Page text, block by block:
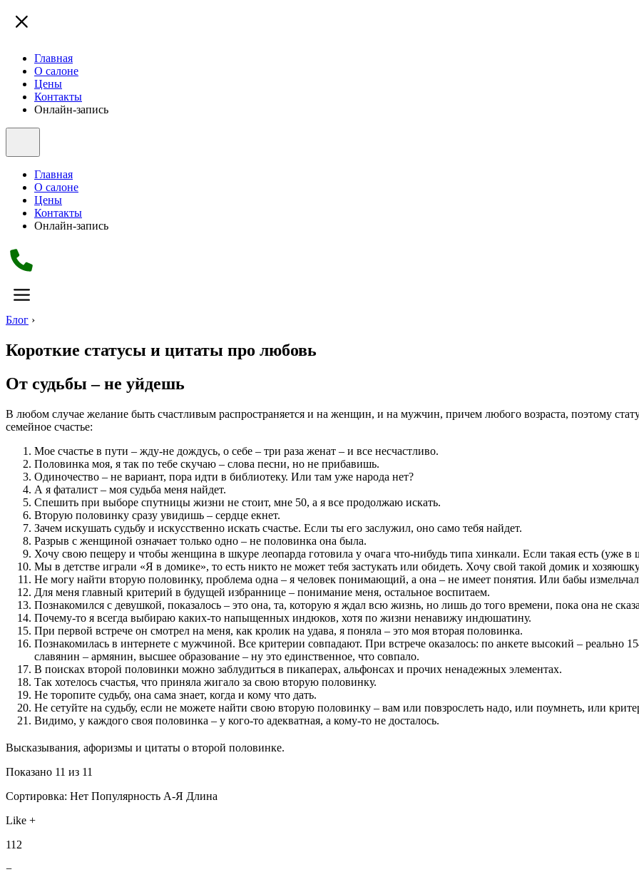
Главная
О салоне
Цены
Контакты
Онлайн-запись
Главная
О салоне
Цены
Контакты
Онлайн-запись
Блог ›
Короткие статусы и цитаты про любовь
От судьбы – не уйдешь
В любом случае желание быть счастливым распространяется и на женщин, и на мужчин, причем любого возраста, поэтому
семейное счастье:
Мое счастье в пути – жду-не дождусь, о себе – три раза женат – и все несчастливо.
Половинка моя, я так по тебе скучаю – слова песни, но не прибавишь.
Одиночество – не вариант, пора идти в библиотеку. Или там уже народа нет?
А я фаталист – моя судьба меня найдет.
Спешить при выборе спутницы жизни не стоит, мне 50, а я все продолжаю искать.
Вторую половинку сразу увидишь – сердце екнет.
Зачем искушать судьбу и искусственно искать счастье. Если ты его заслужил, оно само тебя найдет.
Разрыв с женщиной означает только одно – не половинка она была.
Хочу свою пещеру и чтобы женщина в шкуре леопарда готовила у очага что-нибудь типа хинкали. Если такая есть (уже в
Мы в детстве играли «Я в домике», то есть никто не может тебя застукать или обидеть. Хочу свой такой домик и
Не могу найти вторую половинку, проблема одна – я человек понимающий, а она – не имеет понятия. Или бабы
Для меня главный критерий в будущей избраннице – понимание меня, остальное воспитаем.
Познакомился с девушкой, показалось – это она, та, которую я ждал всю жизнь, но лишь до того времени, пока она не
Почему-то я всегда выбираю каких-то напыщенных индюков, хотя по жизни ненавижу индюшатину.
При первой встрече он смотрел на меня, как кролик на удава, я поняла – это моя вторая половинка.
Познакомилась в интернете с мужчиной. Все критерии совпадают. При встрече оказалось: по анкете высокий – реально
славянин – армянин, высшее образование – ну это единственное, что совпало.
В поисках второй половинки можно заблудиться в пикаперах, альфонсах и прочих ненадежных элементах.
Так хотелось счастья, что приняла жигало за свою вторую половинку.
Не торопите судьбу, она сама знает, когда и кому что дать.
Не сетуйте на судьбу, если не можете найти свою вторую половинку – вам или повзрослеть надо, или поумнеть, или
Видимо, у каждого своя половинка – у кого-то адекватная, а кому-то не досталось.
Высказывания, афоризмы и цитаты о второй половинке.
Показано 11 из 11
Сортировка: Нет Популярность А-Я Длина
Like +
112
−